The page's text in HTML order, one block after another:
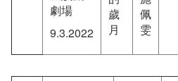
劇場
9.3.2022
歲
月
佩
雯